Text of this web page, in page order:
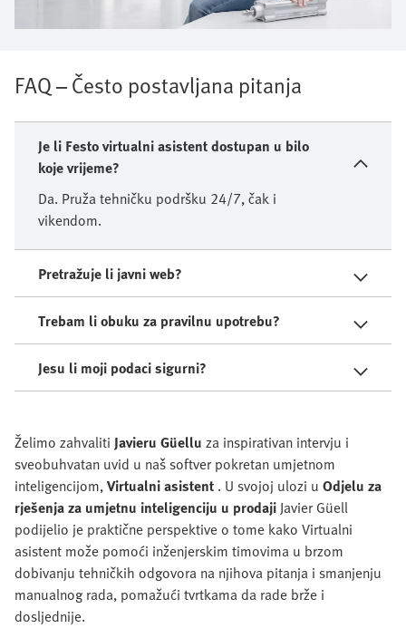
FAQ – Često postavljana pitanja
Je li Festo virtualni asistent dostupan u bilo
koje vrijeme?
Da. Pruža tehničku podršku 24/7, čak i
vikendom.
Pretražuje li javni web?
Trebam li obuku za pravilnu upotrebu?
Jesu li moji podaci sigurni?
Želimo zahvaliti Javieru Güellu za inspirativan intervju i
sveobuhvatan uvid u naš softver pokretan umjetnom
inteligencijom,Virtualni asistent . U svojoj ulozi u Odjelu za
rješenja za umjetnu inteligenciju u prodaji Javier Güell
podijelio je praktične perspektive o tome kako Virtualni
asistent može pomoći inženjerskim timovima u brzom
dobivanju tehničkih odgovora na njihova pitanja i smanjenju
manualnog rada, pomažući tvrtkama da rade brže i
dosljednije.